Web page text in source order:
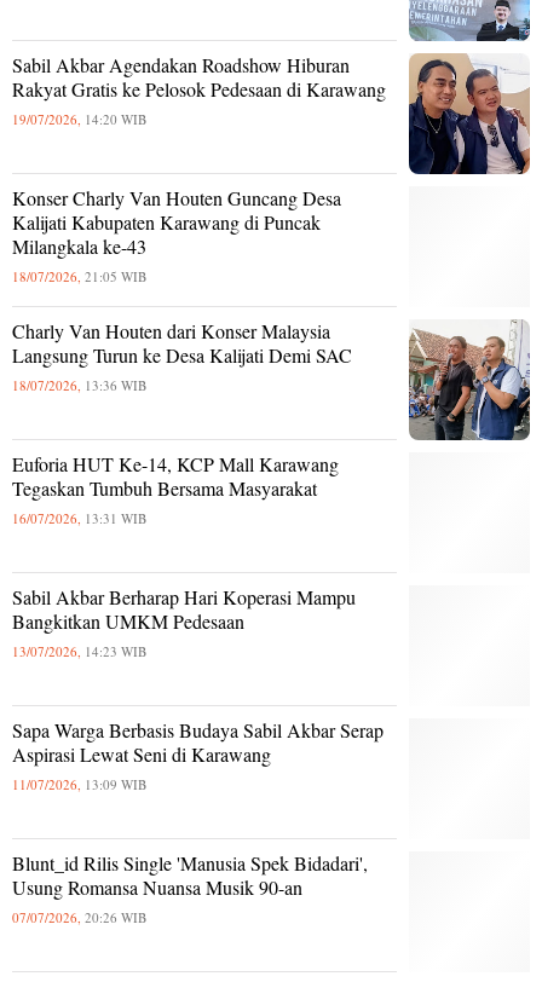
Sabil Akbar Agendakan Roadshow Hiburan
Rakyat Gratis ke Pelosok Pedesaan di Karawang
19/07/2026, 14:20 WIB
Konser Charly Van Houten Guncang Desa
Kalijati Kabupaten Karawang di Puncak
Milangkala ke-43
18/07/2026, 21:05 WIB
Charly Van Houten dari Konser Malaysia
Langsung Turun ke Desa Kalijati Demi SAC
18/07/2026, 13:36 WIB
Euforia HUT Ke-14, KCP Mall Karawang
Tegaskan Tumbuh Bersama Masyarakat
16/07/2026, 13:31 WIB
Sabil Akbar Berharap Hari Koperasi Mampu
Bangkitkan UMKM Pedesaan
13/07/2026, 14:23 WIB
Sapa Warga Berbasis Budaya Sabil Akbar Serap
Aspirasi Lewat Seni di Karawang
11/07/2026, 13:09 WIB
Blunt_id Rilis Single 'Manusia Spek Bidadari',
Usung Romansa Nuansa Musik 90-an
07/07/2026, 20:26 WIB